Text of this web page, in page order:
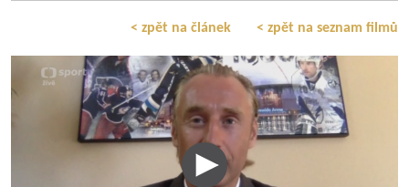
< zpět na článek < zpět na seznam filmů